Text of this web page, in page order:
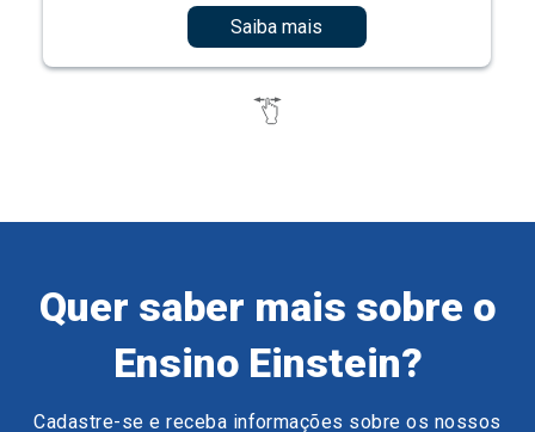
Saiba mais
Quer saber mais sobre o
Ensino Einstein?
Cadastre-se e receba informações sobre os nossos